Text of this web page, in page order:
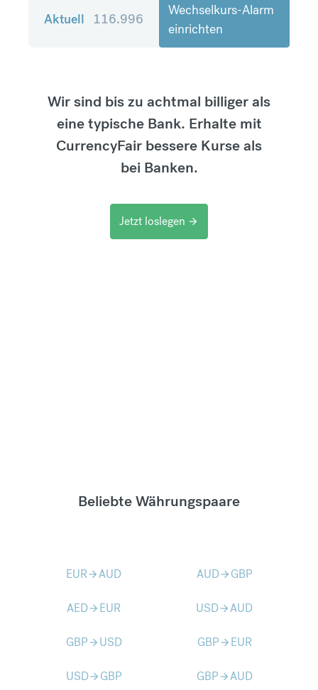
Aktuell 116.996
Wechselkurs-Alarm
einrichten
Wir sind bis zu achtmal billiger als
eine typische Bank. Erhalte mit
CurrencyFair bessere Kurse als
bei Banken.
Jetzt loslegen arrow_forward
Beliebte Währungspaare
EURarrow_forwardAUD AUDarrow_forward GBP
AEDarrow_forward EUR USDarrow_forwardAUD
GBParrow_forward USD GBParrow_forward EUR
USDarrow_forward GBP GBParrow_forwardAUD